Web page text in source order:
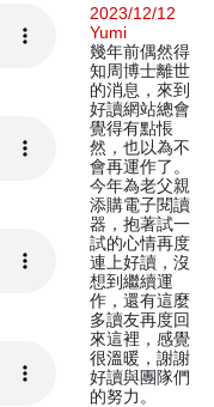
2023/12/12
Yumi
幾年前偶然得
知周博士離世
的消息，來到
好讀網站總會
覺得有點悵
然，也以為不
會再運作了。
今年為老父親
添購電子閱讀
器，抱著試一
試的心情再度
連上好讀，沒
想到繼續運
作，還有這麼
多讀友再度回
來這裡，感覺
很溫暖，謝謝
好讀與團隊們
的努力。